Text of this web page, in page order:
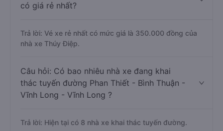
có giá rẻ nhất?
Trả lời: Vé xe rẻ nhất có mức giá là 350.000 đồng của
nhà xe Thúy Điệp.
Câu hỏi: Có bao nhiêu nhà xe đang khai
thác tuyến đường Phan Thiết - Bình Thuận -
Vĩnh Long - Vĩnh Long ?
Trả lời: Hiện tại có 8 nhà xe khai thác tuyến đường.